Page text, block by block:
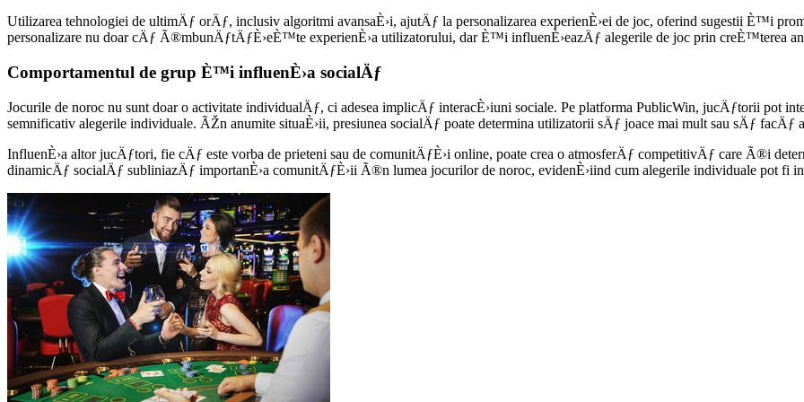
Utilizarea tehnologiei de ultimÄƒ orÄƒ, inclusiv algoritmi avansaÈ›i, ajutÄƒ la personalizarea experienÈ›ei de joc, oferind sugestii È™i
personalizare nu doar cÄƒ Ã®mbunÄƒtÄƒÈ›eÈ™te experienÈ›a utilizatorului, dar È™i influenÈ›eazÄƒ alegerile de joc prin creÈ™terea
Comportamentul de grup È™i influenÈ›a socialÄƒ
Jocurile de noroc nu sunt doar o activitate individualÄƒ, ci adesea implicÄƒ interacÈ›iuni sociale. Pe platforma PublicWin, jucÄƒtorii pot
semnificativ alegerile individuale. ÃŽn anumite situaÈ›ii, presiunea socialÄƒ poate determina utilizatorii sÄƒ joace mai mult sau sÄƒ facÄƒ
InfluenÈ›a altor jucÄƒtori, fie cÄƒ este vorba de prieteni sau de comunitÄƒÈ›i online, poate crea o atmosferÄƒ competitivÄƒ care Ã®i
dinamicÄƒ socialÄƒ subliniazÄƒ importanÈ›a comunitÄƒÈ›ii Ã®n lumea jocurilor de noroc, evidenÈ›iind cum alegerile individuale pot fi